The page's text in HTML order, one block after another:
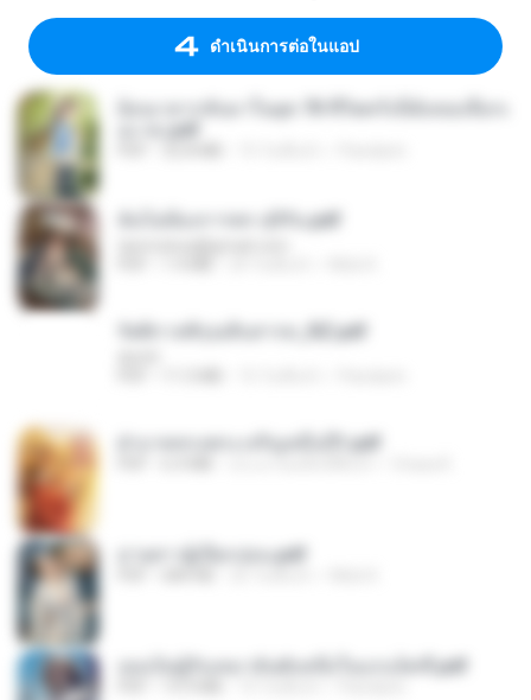
ดำเนินการต่อในแอป
ย้อนเวลากลับมาในยุค 70 ชีวิตครั้งนี้ฉันขอเลือกเ
ฉันไม่ต้องการพร สุจิรัน.pdf
รัตติกาลพิรุณสิบสารท_RZ.pdf
ฝ่าบาททรงพระเจริญหมื่นปี1.pdf
ม่ายสาวผู้เปียกปอน.pdf
เธอเป็นผู้รับเหมาอันดับหนึ่งในแกแล็คซี่.pdf